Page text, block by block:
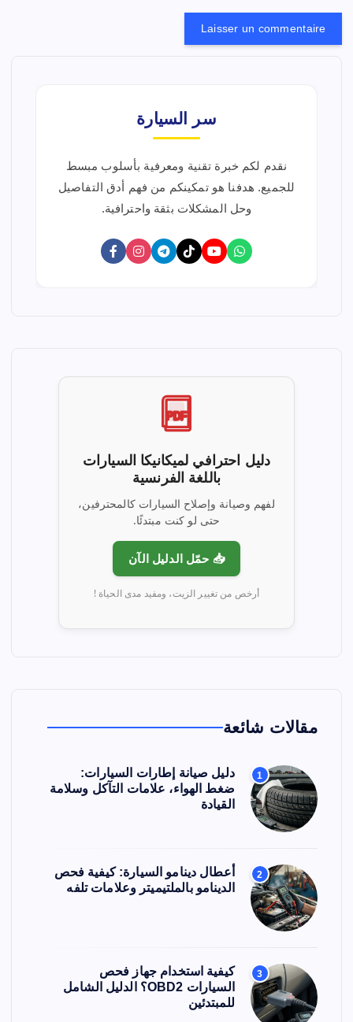
سر السيارة
نقدم لكم خبرة تقنية ومعرفية بأسلوب مبسط
للجميع. هدفنا هو تمكينكم من فهم أدق التفاصيل
وحل المشكلات بثقة واحترافية.
PDF
دليل احترافي لميكانيكا السيارات
باللغة الفرنسية
لفهم وصيانة وإصلاح السيارات كالمحترفين،
حتى لو كنت مبتدئًا.
📥 حمّل الدليل الآن
أرخص من تغيير الزيت، ومفيد مدى الحياة !
مقالات شائعة
1
دليل صيانة إطارات السيارات:
ضغط الهواء، علامات التآكل وسلامة
القيادة
2
أعطال دينامو السيارة: كيفية فحص
الدينامو بالملتيميتر وعلامات تلفه
3
كيفية استخدام جهاز فحص
السيارات OBD2؟ الدليل الشامل
للمبتدئين